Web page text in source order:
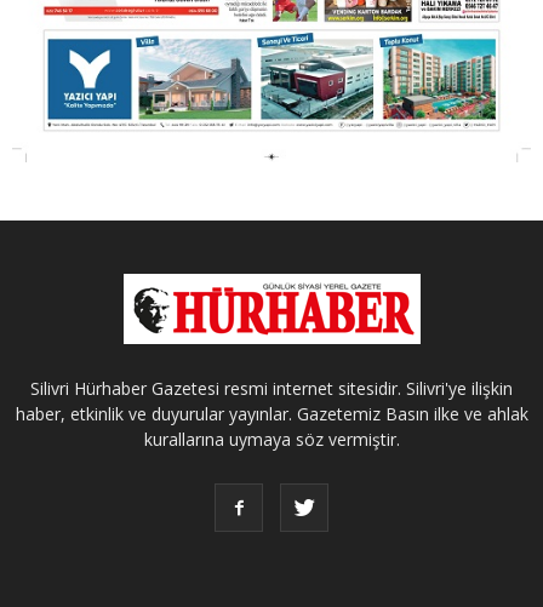
Silivri Hürhaber Gazetesi resmi internet sitesidir. Silivri'ye ilişkin
haber, etkinlik ve duyurular yayınlar. Gazetemiz Basın ilke ve ahlak
kurallarına uymaya söz vermiştir.